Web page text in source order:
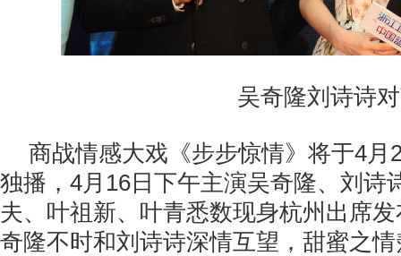
吴奇隆刘诗诗对
商战情感大戏《步步惊情》将于4月
独播，4月16日下午主演吴奇隆、刘诗
夫、叶祖新、叶青悉数现身杭州出席
奇隆不时和刘诗诗深情互望，甜蜜之